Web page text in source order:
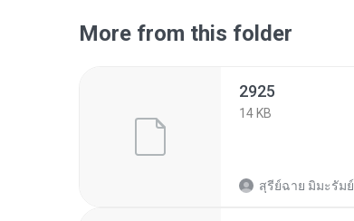
More from this folder
2925
14 KB
สุรีย์ฉาย มิมะรัมย์